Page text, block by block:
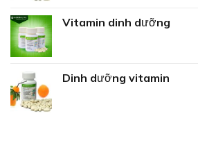
Vitamin dinh dưỡng
Dinh dưỡng vitamin